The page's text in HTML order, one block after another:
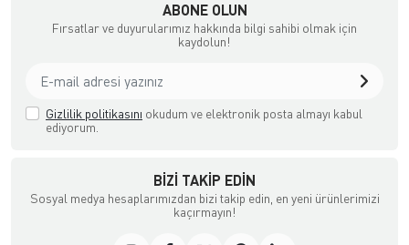
ABONE OLUN
Fırsatlar ve duyurularımız hakkında bilgi sahibi olmak için
kaydolun!
Gizlilik politikasını okudum ve elektronik posta almayı kabul
ediyorum.
BIZI TAKIP EDIN
Sosyal medya hesaplarımızdan bizi takip edin, en yeni ürünlerimizi
kaçırmayın!